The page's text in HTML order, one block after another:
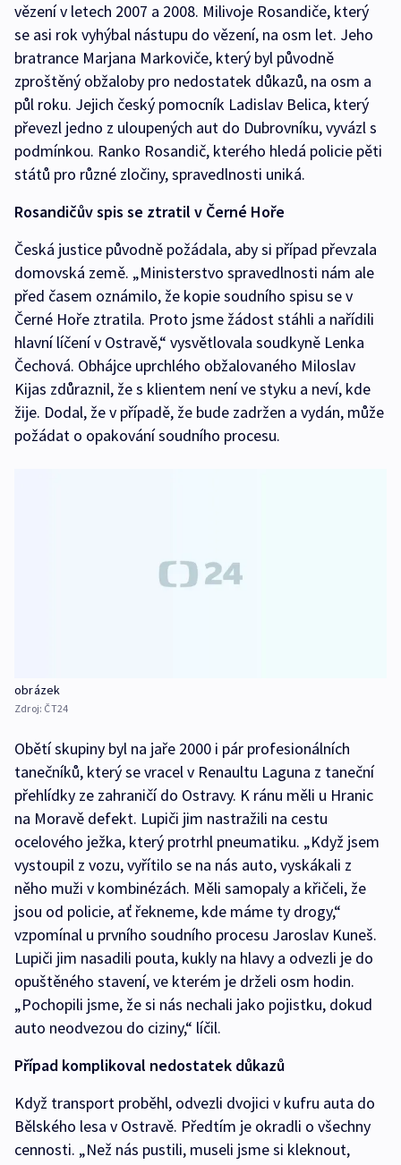
vězení v letech 2007 a 2008. Milivoje Rosandiče, který
se asi rok vyhýbal nástupu do vězení, na osm let. Jeho
bratrance Marjana Markoviče, který byl původně
zproštěný obžaloby pro nedostatek důkazů, na osm a
půl roku. Jejich český pomocník Ladislav Belica, který
převezl jedno z uloupených aut do Dubrovníku, vyvázl s
podmínkou. Ranko Rosandič, kterého hledá policie pěti
států pro různé zločiny, spravedlnosti uniká.
Rosandičův spis se ztratil v Černé Hoře
Česká justice původně požádala, aby si případ převzala
domovská země. „Ministerstvo spravedlnosti nám ale
před časem oznámilo, že kopie soudního spisu se v
Černé Hoře ztratila. Proto jsme žádost stáhli a nařídili
hlavní líčení v Ostravě,“ vysvětlovala soudkyně Lenka
Čechová. Obhájce uprchlého obžalovaného Miloslav
Kijas zdůraznil, že s klientem není ve styku a neví, kde
žije. Dodal, že v případě, že bude zadržen a vydán, může
požádat o opakování soudního procesu.
obrázek
Zdroj: ČT24
Obětí skupiny byl na jaře 2000 i pár profesionálních
tanečníků, který se vracel v Renaultu Laguna z taneční
přehlídky ze zahraničí do Ostravy. K ránu měli u Hranic
na Moravě defekt. Lupiči jim nastražili na cestu
ocelového ježka, který protrhl pneumatiku. „Když jsem
vystoupil z vozu, vyřítilo se na nás auto, vyskákali z
něho muži v kombinézách. Měli samopaly a křičeli, že
jsou od policie, ať řekneme, kde máme ty drogy,“
vzpomínal u prvního soudního procesu Jaroslav Kuneš.
Lupiči jim nasadili pouta, kukly na hlavy a odvezli je do
opuštěného stavení, ve kterém je drželi osm hodin.
„Pochopili jsme, že si nás nechali jako pojistku, dokud
auto neodvezou do ciziny,“ líčil.
Případ komplikoval nedostatek důkazů
Když transport proběhl, odvezli dvojici v kufru auta do
Bělského lesa v Ostravě. Předtím je okradli o všechny
cennosti. „Než nás pustili, museli jsme si kleknout,